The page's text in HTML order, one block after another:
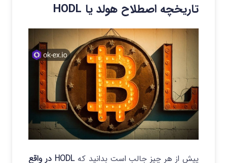
تاریخچه اصطلاح هولد یا HODL
پیش از هر چیز جالب است بدانید که
HODL در واقع